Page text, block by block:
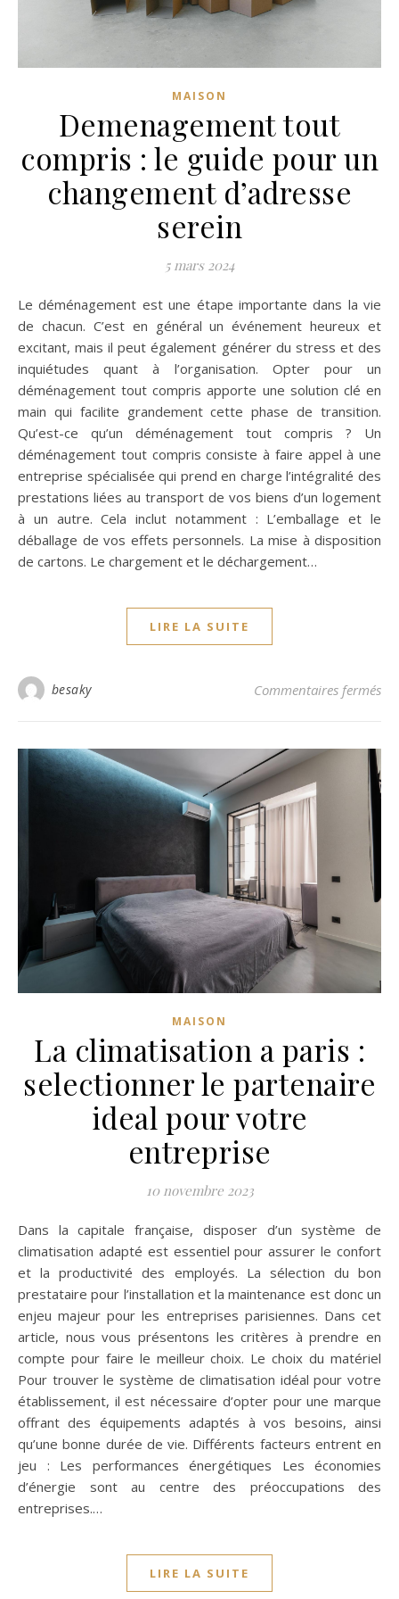
MAISON
Demenagement tout
compris : le guide pour un
changement d’adresse
serein
5 mars 2024
Le déménagement est une étape importante dans la vie
de chacun. C’est en général un événement heureux et
excitant, mais il peut également générer du stress et des
inquiétudes quant à l’organisation. Opter pour un
déménagement tout compris apporte une solution clé en
main qui facilite grandement cette phase de transition.
Qu’est-ce qu’un déménagement tout compris ? Un
déménagement tout compris consiste à faire appel à une
entreprise spécialisée qui prend en charge l’intégralité des
prestations liées au transport de vos biens d’un logement
à un autre. Cela inclut notamment : L’emballage et le
déballage de vos effets personnels. La mise à disposition
de cartons. Le chargement et le déchargement…
LIRE LA SUITE
besaky Commentaires fermés
MAISON
La climatisation a paris :
selectionner le partenaire
ideal pour votre
entreprise
10 novembre 2023
Dans la capitale française, disposer d’un système de
climatisation adapté est essentiel pour assurer le confort
et la productivité des employés. La sélection du bon
prestataire pour l’installation et la maintenance est donc un
enjeu majeur pour les entreprises parisiennes. Dans cet
article, nous vous présentons les critères à prendre en
compte pour faire le meilleur choix. Le choix du matériel
Pour trouver le système de climatisation idéal pour votre
établissement, il est nécessaire d’opter pour une marque
offrant des équipements adaptés à vos besoins, ainsi
qu’une bonne durée de vie. Différents facteurs entrent en
jeu : Les performances énergétiques Les économies
d’énergie sont au centre des préoccupations des
entreprises.…
LIRE LA SUITE